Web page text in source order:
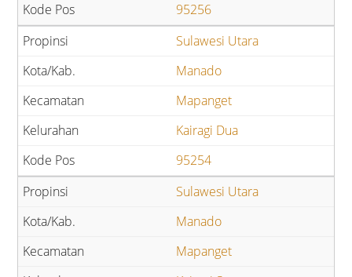
95256
Sulawesi Utara
Manado
Mapanget
Kairagi Dua
95254
Sulawesi Utara
Manado
Mapanget